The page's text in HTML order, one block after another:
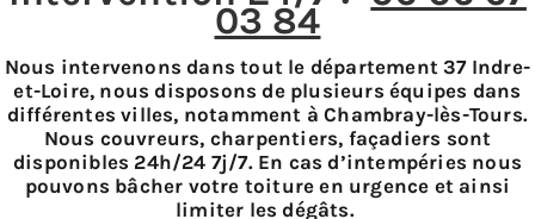
03 84
Nous intervenons dans tout le département 37 Indre-
et-Loire, nous disposons de plusieurs équipes dans
différentes villes, notamment à Chambray-lès-Tours.
Nous couvreurs, charpentiers, façadiers sont
disponibles 24h/24 7j/7. En cas d’intempéries nous
pouvons bâcher votre toiture en urgence et ainsi
limiter les dégâts.